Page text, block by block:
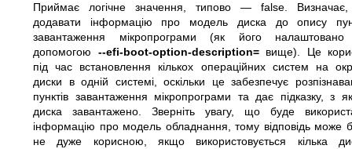
Приймає логічне значення, типово — false.
додавати інформацію про модель диска до опису
завантаження мікропрограми (як його
допомогою --efi-boot-option-description=вище). Це
під час встановлення кількох операційних систем на
диски в одній системі, оскільки це забезпечує
пунктів завантаження мікропрограми та дає підказку, з
диска завантажено. Зверніть увагу, що буде
інформацію про модель обладнання, тому відповідь може
не дуже корисною, якщо використовується кілька